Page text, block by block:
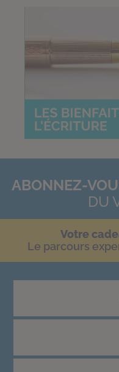
ABONNEZ-
DU
Votre
Le parcours